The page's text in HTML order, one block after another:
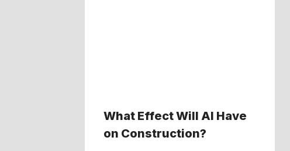
What Effect Will AI Have
on Construction?